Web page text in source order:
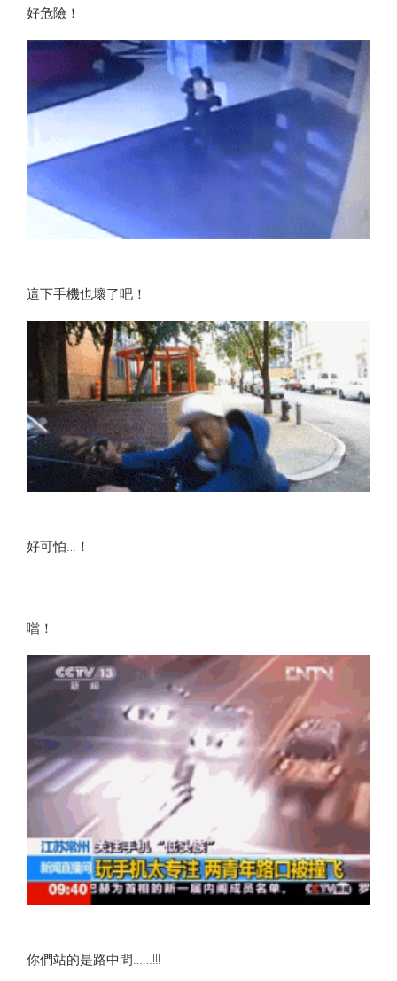
好危險！
這下手機也壞了吧！
好可怕…！
噹！
你們站的是路中間……!!!